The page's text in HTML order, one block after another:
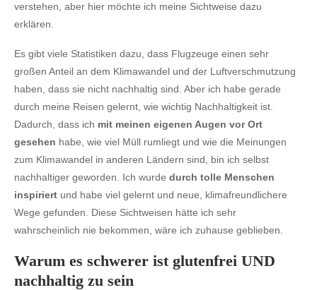
verstehen, aber hier möchte ich meine Sichtweise dazu
erklären.
Es gibt viele Statistiken dazu, dass Flugzeuge einen sehr
großen Anteil an dem Klimawandel und der Luftverschmutzung
haben, dass sie nicht nachhaltig sind. Aber ich habe gerade
durch meine Reisen gelernt, wie wichtig Nachhaltigkeit ist.
Dadurch, dass ich mit meinen eigenen Augen vor Ort
gesehen habe, wie viel Müll rumliegt und wie die Meinungen
zum Klimawandel in anderen Ländern sind, bin ich selbst
nachhaltiger geworden. Ich wurde durch tolle Menschen
inspiriert und habe viel gelernt und neue, klimafreundlichere
Wege gefunden. Diese Sichtweisen hätte ich sehr
wahrscheinlich nie bekommen, wäre ich zuhause geblieben.
Warum es schwerer ist glutenfrei UND
nachhaltig zu sein